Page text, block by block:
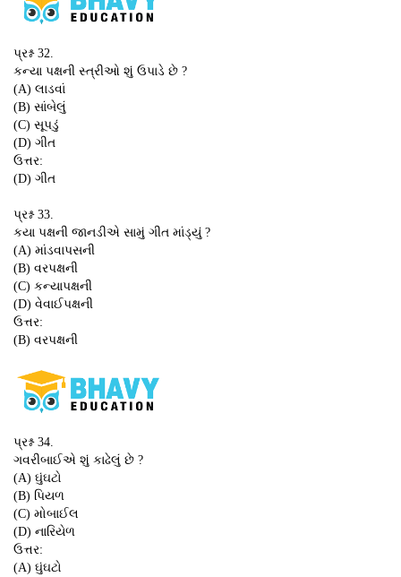
પ્રશ્ન 32.
કન્યા પક્ષની સ્ત્રીઓ શું ઉપાડે છે ?
(A) લાડવાં
(B) સાંબેલું
(C) સૂપડું
(D) ગીત
ઉત્તર:
(D) ગીત
પ્રશ્ન 33.
કયા પક્ષની જાનડીએ સામું ગીત માંડ્યું ?
(A) માંડવાપસની
(B) વરપક્ષની
(C) કન્યાપક્ષની
(D) વેવાઈપક્ષની
ઉત્તર:
(B) વરપક્ષની
પ્રશ્ન 34.
ગવરીબાઈએ શું કાઢેલું છે ?
(A) ઘુંઘટો
(B) પિયળ
(C) મોબાઈલ
(D) નારિયેળ
ઉત્તર:
(A) ઘુંઘટો